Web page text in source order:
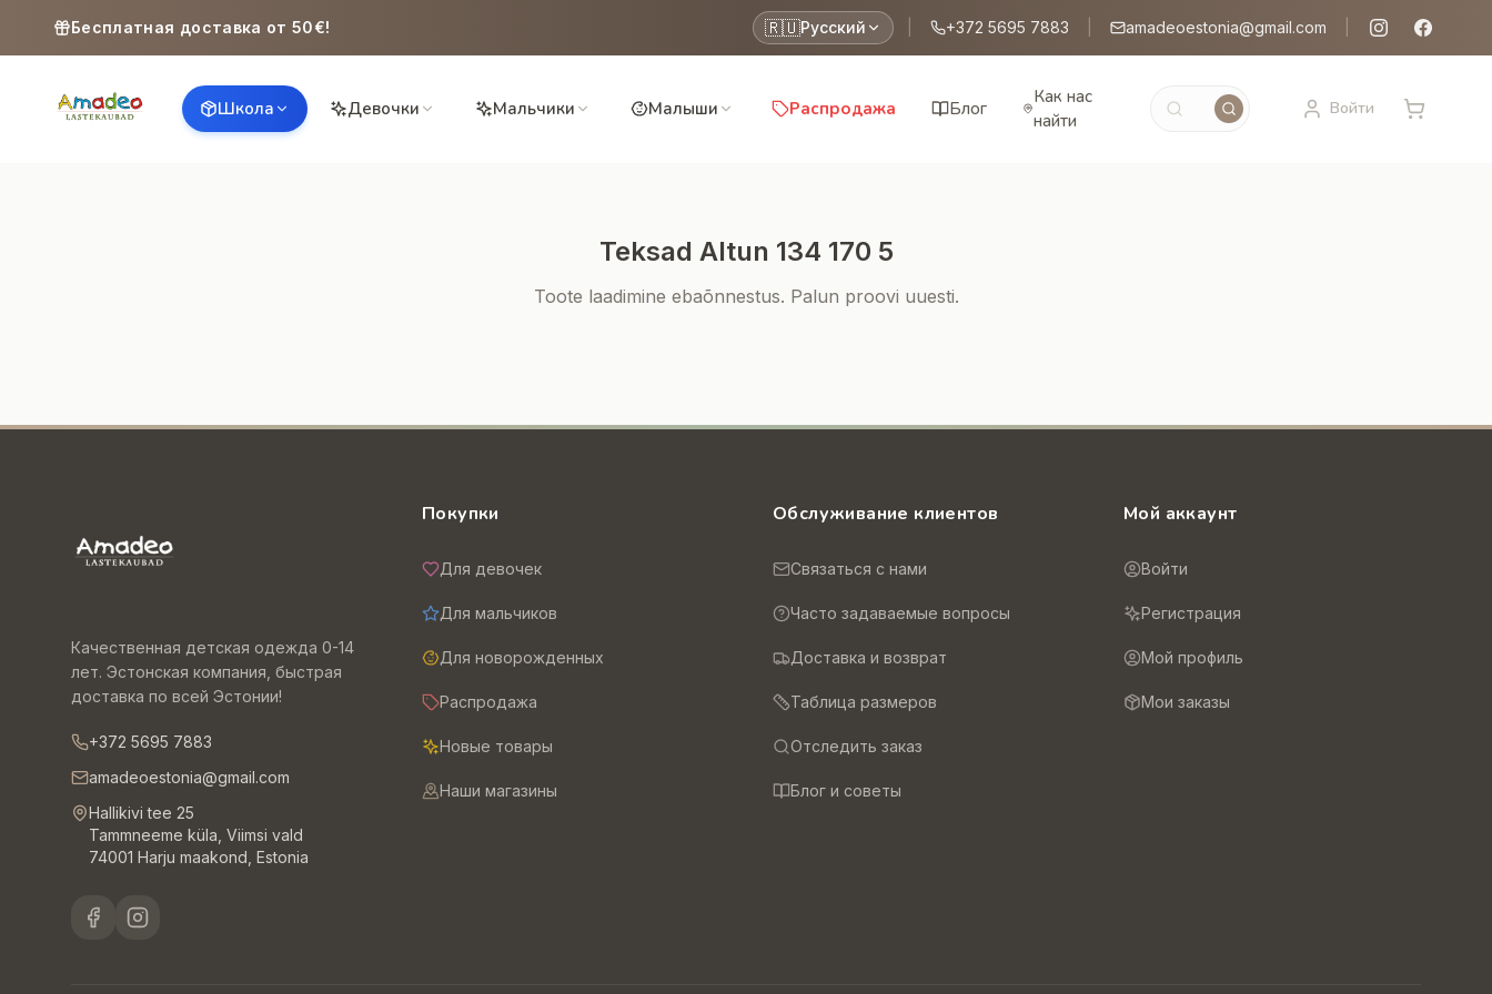
Бесплатная доставка от 50€! 🇷🇺Русский +372 5695 7883 amadeoestonia@gmail.com
Школа Девочки Мальчики Малыши Распродажа Блог
Как нас
найти
Войти
Teksad Altun 134 170 5
Toote laadimine ebaõnnestus. Palun proovi uuesti.
Качественная детская одежда 0-14
лет. Эстонская компания, быстрая
доставка по всей Эстонии!
+372 5695 7883
amadeoestonia@gmail.com
Hallikivi tee 25
Tammneeme küla, Viimsi vald
74001 Harju maakond, Estonia
Покупки
Для девочек
Для мальчиков
Для новорожденных
Распродажа
Новые товары
Наши магазины
Обслуживание клиентов
Связаться с нами
Часто задаваемые вопросы
Доставка и возврат
Таблица размеров
Отследить заказ
Блог и советы
Мой аккаунт
Войти
Регистрация
Мой профиль
Мои заказы